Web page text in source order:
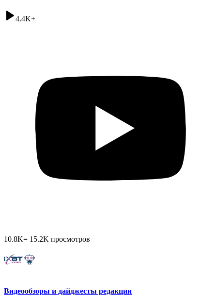
4.4K+
10.8K= 15.2K просмотров
Видеообзоры и дайджесты редакции